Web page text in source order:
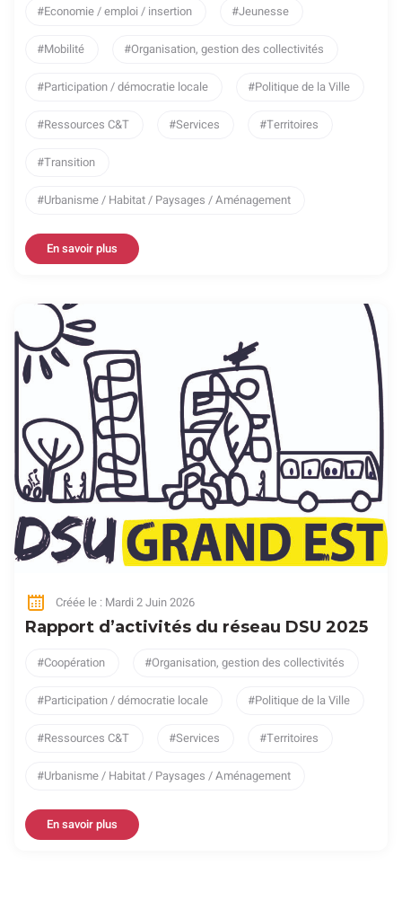
Economie / emploi / insertion Jeunesse
Mobilité Organisation, gestion des collectivités
Participation / démocratie locale Politique de la Ville
Ressources C&T Services Territoires
Transition
Urbanisme / Habitat / Paysages / Aménagement
En savoir plus
Créée le : Mardi 2 Juin 2026
Rapport d’activités du réseau DSU 2025
Coopération Organisation, gestion des collectivités
Participation / démocratie locale Politique de la Ville
Ressources C&T Services Territoires
Urbanisme / Habitat / Paysages / Aménagement
En savoir plus